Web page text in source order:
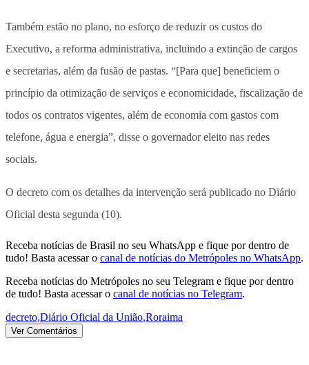
Também estão no plano, no esforço de reduzir os custos do
Executivo, a reforma administrativa, incluindo a extinção de cargos
e secretarias, além da fusão de pastas. “[Para que] beneficiem o
princípio da otimização de serviços e economicidade, fiscalização de
todos os contratos vigentes, além de economia com gastos com
telefone, água e energia”, disse o governador eleito nas redes
sociais.
O decreto com os detalhes da intervenção será publicado no Diário
Oficial desta segunda (10).
Receba notícias de Brasil no seu WhatsApp e fique por dentro de
tudo! Basta acessar o canal de notícias do Metrópoles no WhatsApp.
Receba notícias do Metrópoles no seu Telegram e fique por dentro
de tudo! Basta acessar o canal de notícias no Telegram.
decreto,Diário Oficial da União,Roraima
Ver Comentários